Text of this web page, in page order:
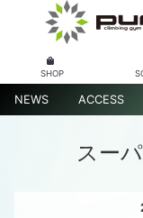
SHOP
NEWS ACCESS
スー